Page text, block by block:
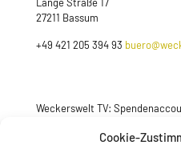
Cookie-
27211 Bassum
+49 421 205 394 93
Weckerswelt TV:
Jetzt spenden